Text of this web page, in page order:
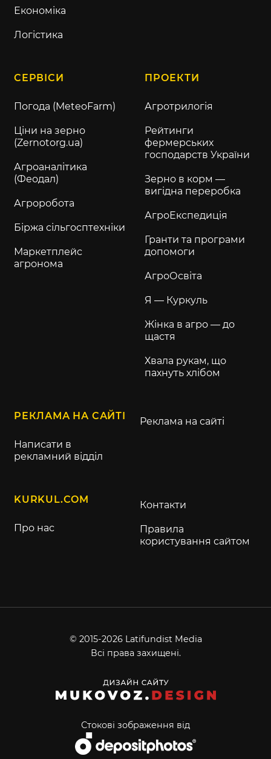
Економіка
Логістика
СЕРВІСИ
Погода (MeteoFarm)
Ціни на зерно
(Zernotorg.ua)
Агроаналітика
(Феодал)
Агроробота
Біржа сільгосптехніки
Маркетплейс
агронома
ПРОЕКТИ
Агротрилогія
Рейтинги
фермерських
господарств України
Зерно в корм —
вигідна переробка
АгроЕкспедиція
Гранти та програми
допомоги
АгроОсвіта
Я — Куркуль
Жінка в агро — до
щастя
Хвала рукам, що
пахнуть хлібом
РЕКЛАМА НА САЙТІ
Написати в
рекламний відділ
Реклама на сайті
KURKUL.COM
Про нас
Контакти
Правила
користування сайтом
© 2015-2026 Latifundist Media
Всі права захищені.
Стокові зображення від